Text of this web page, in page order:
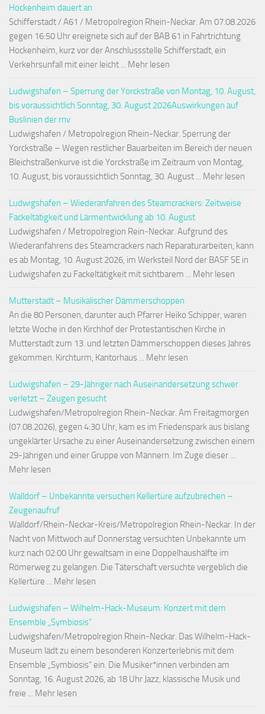
Hockenheim dauert an
Schifferstadt / A61 / Metropolregion Rhein-Neckar. Am 07.08.2026
gegen 16:50 Uhr ereignete sich auf der BAB 61 in Fahrtrichtung
Hockenheim, kurz vor der Anschlussstelle Schifferstadt, ein
Verkehrsunfall mit einer leicht ... Mehr lesen
Ludwigshafen – Sperrung der Yorckstraße von Montag, 10. August,
bis voraussichtlich Sonntag, 30. August 2026Auswirkungen auf
Buslinien der rnv
Ludwigshafen / Metropolregion Rhein-Neckar. Sperrung der
Yorckstraße – Wegen restlicher Bauarbeiten im Bereich der neuen
Bleichstraßenkurve ist die Yorckstraße im Zeitraum von Montag,
10. August, bis voraussichtlich Sonntag, 30. August ... Mehr lesen
Ludwigshafen – Wiederanfahren des Steamcrackers: Zeitweise
Fackeltätigkeit und Lärmentwicklung ab 10. August
Ludwigshafen / Metropolregion Rein-Neckar. Aufgrund des
Wiederanfahrens des Steamcrackers nach Reparaturarbeiten, kann
es ab Montag, 10. August 2026, im Werksteil Nord der BASF SE in
Ludwigshafen zu Fackeltätigkeit mit sichtbarem ... Mehr lesen
Mutterstadt – Musikalischer Dämmerschoppen
An die 80 Personen, darunter auch Pfarrer Heiko Schipper, waren
letzte Woche in den Kirchhof der Protestantischen Kirche in
Mutterstadt zum 13. und letzten Dämmerschoppen dieses Jahres
gekommen. Kirchturm, Kantorhaus ... Mehr lesen
Ludwigshafen – 29-Jähriger nach Auseinandersetzung schwer
verletzt – Zeugen gesucht
Ludwigshafen/Metropolregion Rhein-Neckar. Am Freitagmorgen
(07.08.2026), gegen 4:30 Uhr, kam es im Friedenspark aus bislang
ungeklärter Ursache zu einer Auseinandersetzung zwischen einem
29-Jährigen und einer Gruppe von Männern. Im Zuge dieser ...
Mehr lesen
Walldorf – Unbekannte versuchen Kellertüre aufzubrechen –
Zeugenaufruf
Walldorf/Rhein-Neckar-Kreis/Metropolregion Rhein-Neckar. In der
Nacht von Mittwoch auf Donnerstag versuchten Unbekannte um
kurz nach 02:00 Uhr gewaltsam in eine Doppelhaushälfte im
Römerweg zu gelangen. Die Täterschaft versuchte vergeblich die
Kellertüre ... Mehr lesen
Ludwigshafen – Wilhelm-Hack-Museum: Konzert mit dem
Ensemble „Symbiosis“
Ludwigshafen/Metropolregion Rhein-Neckar. Das Wilhelm-Hack-
Museum lädt zu einem besonderen Konzerterlebnis mit dem
Ensemble „Symbiosis“ ein. Die Musiker*innen verbinden am
Sonntag, 16. August 2026, ab 18 Uhr Jazz, klassische Musik und
freie ... Mehr lesen